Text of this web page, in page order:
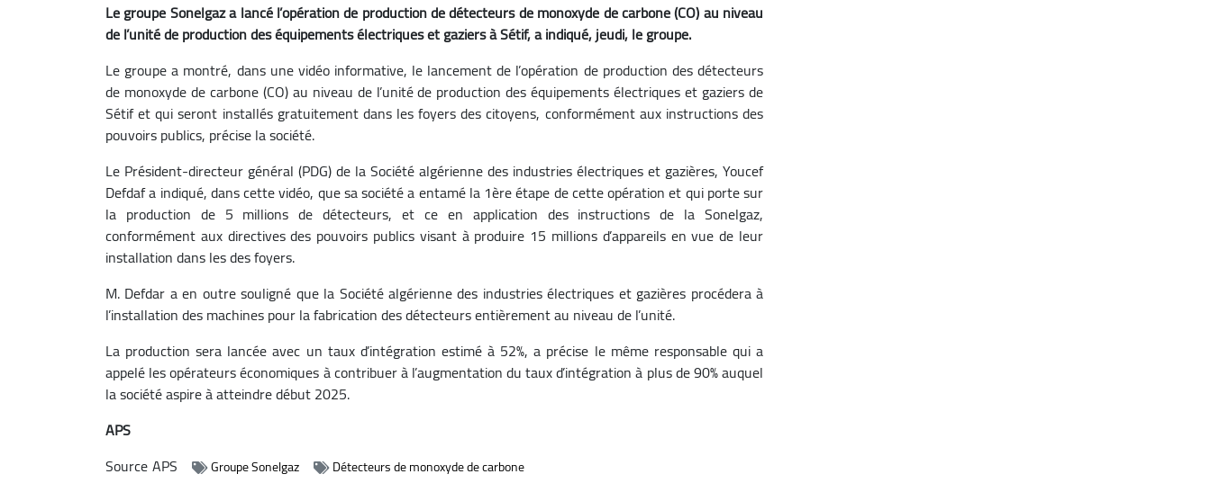
Le groupe Sonelgaz a lancé l’opération de production de détecteurs de monoxyde de carbone (CO) au niveau
de l’unité de production des équipements électriques et gaziers à Sétif, a indiqué, jeudi, le groupe.
Le groupe a montré, dans une vidéo informative, le lancement de l’opération de production des détecteurs
de monoxyde de carbone (CO) au niveau de l’unité de production des équipements électriques et gaziers de
Sétif et qui seront installés gratuitement dans les foyers des citoyens, conformément aux instructions des
pouvoirs publics, précise la société.
Le Président-directeur général (PDG) de la Société algérienne des industries électriques et gazières, Youcef
Defdaf a indiqué, dans cette vidéo, que sa société a entamé la 1ère étape de cette opération et qui porte sur
la production de 5 millions de détecteurs, et ce en application des instructions de la Sonelgaz,
conformément aux directives des pouvoirs publics visant à produire 15 millions d’appareils en vue de leur
installation dans les des foyers.
M. Defdar a en outre souligné que la Société algérienne des industries électriques et gazières procédera à
l’installation des machines pour la fabrication des détecteurs entièrement au niveau de l’unité.
La production sera lancée avec un taux d’intégration estimé à 52%, a précise le même responsable qui a
appelé les opérateurs économiques à contribuer à l’augmentation du taux d’intégration à plus de 90% auquel
la société aspire à atteindre début 2025.
APS
SourceAPS Groupe Sonelgaz Détecteurs de monoxyde de carbone